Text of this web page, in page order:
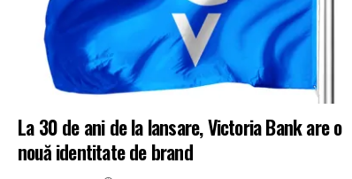
La 30 de ani de la lansare, Victoria Bank are o
nouă identitate de brand